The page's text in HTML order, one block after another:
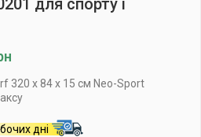
для спорту і
320 x 84 x 15 см Neo-Sport
дні